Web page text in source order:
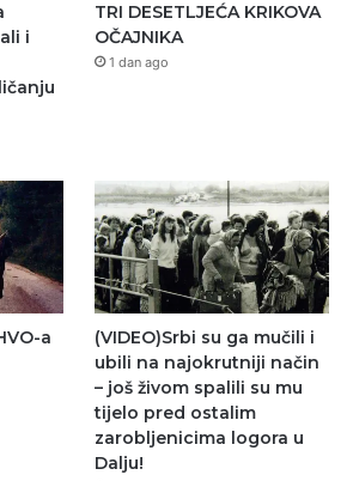
i
TRI DESETLJEĆA KRIKOVA
OČAJNIKA
1 dan ago
a
(VIDEO)Srbi su ga mučili i
ubili na najokrutniji način
– još živom spalili su mu
tijelo pred ostalim
zarobljenicima logora u
Dalju!